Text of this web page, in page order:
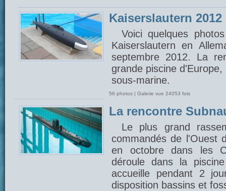
Kaiserslautern 2012
Voici quelques
Kaiserslautern en
septembre 2012. La
grande piscine
sous-marine.
56 photos | Galerie vue 24053 fois
La rencontre
Le plus grand
commandés de l'Ouest
en octobre dans les
déroule dans la
accueille pendant 2
disposition bassins et